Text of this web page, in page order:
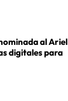
al Ariel
digitales para